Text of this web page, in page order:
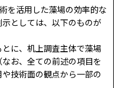
を活用した藻場の効率的な
としては、以下のものが
に、机上調査主体で藻場
お、全ての前述の項目を
技術面の観点から一部の